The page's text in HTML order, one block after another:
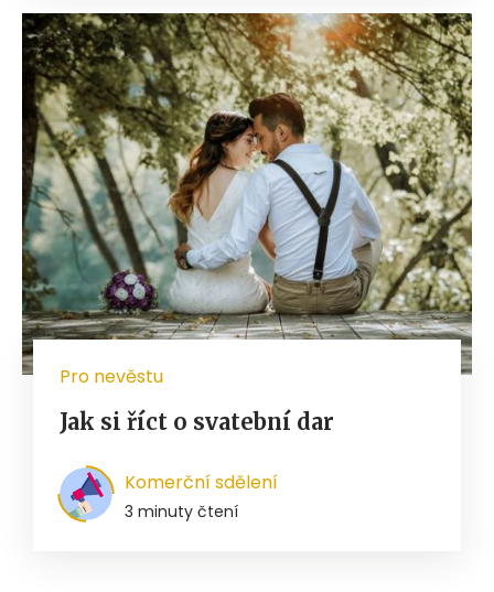
Pro nevěstu
Jak si říct o svatební dar
Komerční sdělení
3 minuty čtení